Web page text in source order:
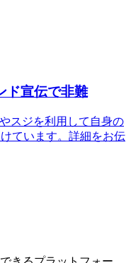
ド宣伝で非難
スジを利用して自身の
ています。詳細をお伝